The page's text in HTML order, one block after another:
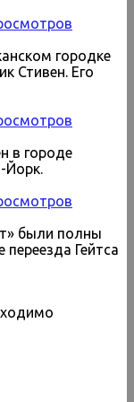
городке
Стивен. Его
в городе
Йорк.
были полны
Гейтса